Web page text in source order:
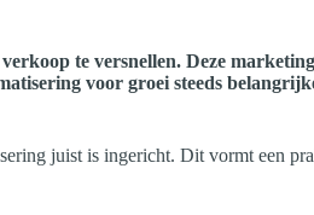
te versnellen. Deze
voor groei steeds
juist is ingericht. Dit vormt een